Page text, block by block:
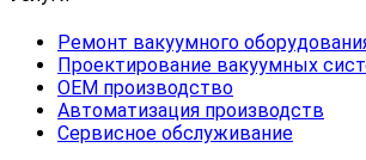
Ремонт вакуумного
Проектирование вакуумных
OEM производство
Автоматизация производств
Сервисное обслуживание